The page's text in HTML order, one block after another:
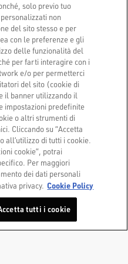
S.p.A.,
20139 Milano, Italy
Rights Reserved.
solo previo tuo
non
del sito stesso e per
con le preferenze e gli
delle funzionalità del
per farti interagire con i
e/o per permetterci
del sito (cookie di
il banner utilizzando il
impostazioni predefinite
o altri strumenti di
Cliccando su “Accetta
all’utilizzo di tutti i cookie.
cookie”, potrai
Per maggiori
dei dati personali
privacy. Cookie Policy
tutti i cookie